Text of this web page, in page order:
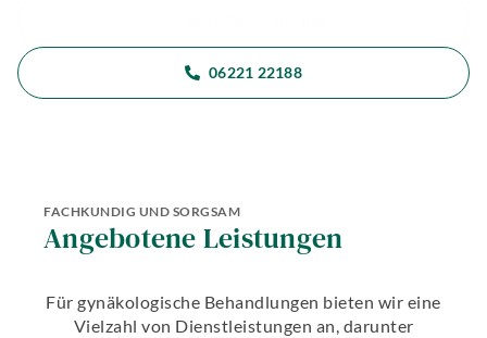
06221 22188
FACHKUNDIG UND SORGSAM
Angebotene Leistungen
Für gynäkologische Behandlungen bieten wir eine
Vielzahl von Dienstleistungen an, darunter